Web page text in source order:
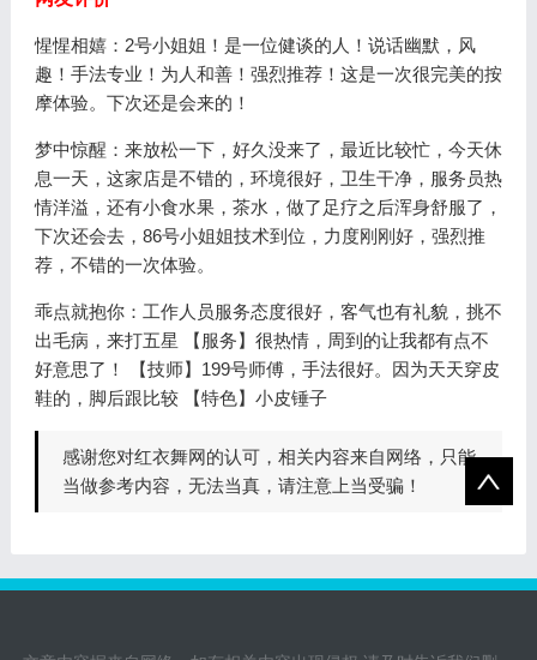
惺惺相嬉：2号小姐姐！是一位健谈的人！说话幽默，风
趣！手法专业！为人和善！强烈推荐！这是一次很完美的按
摩体验。下次还是会来的！
梦中惊醒：来放松一下，好久没来了，最近比较忙，今天休
息一天，这家店是不错的，环境很好，卫生干净，服务员热
情洋溢，还有小食水果，茶水，做了足疗之后浑身舒服了，
下次还会去，86号小姐姐技术到位，力度刚刚好，强烈推
荐，不错的一次体验。
乖点就抱你：工作人员服务态度很好，客气也有礼貌，挑不
出毛病，来打五星 【服务】很热情，周到的让我都有点不
好意思了！ 【技师】199号师傅，手法很好。因为天天穿皮
鞋的，脚后跟比较 【特色】小皮锤子
感谢您对红衣舞网的认可，相关内容来自网络，只能
当做参考内容，无法当真，请注意上当受骗！